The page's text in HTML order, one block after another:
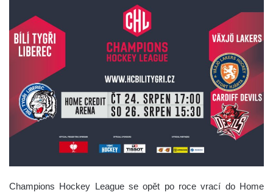
Champions Hockey League se opět po roce vrací do Home